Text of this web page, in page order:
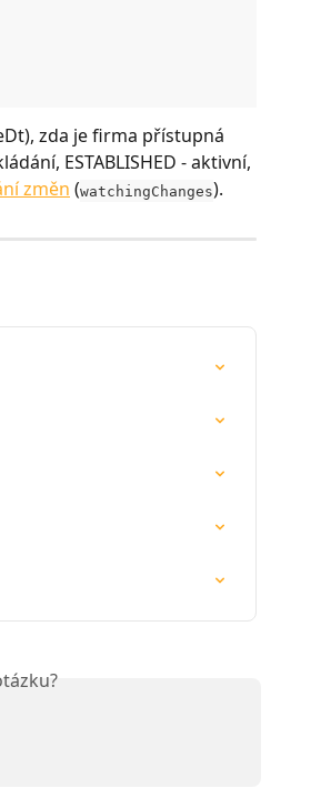
zda je firma přístupná
ESTABLISHED - aktivní,
změn (watchingChanges).